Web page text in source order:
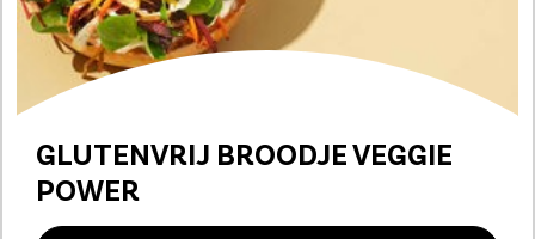
GLUTENVRIJ BROODJE VEGGIE
POWER